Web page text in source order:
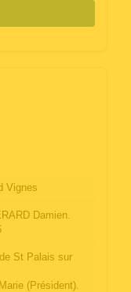
Vignes
Damien.
St Palais sur
(Président).